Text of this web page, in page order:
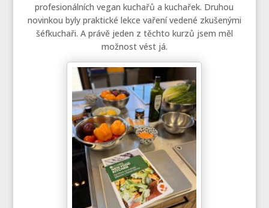
profesionálních vegan kuchařů a kuchařek. Druhou
novinkou byly praktické lekce vaření vedené zkušenými
šéfkuchaři. A právě jeden z těchto kurzů jsem měl
možnost vést já.